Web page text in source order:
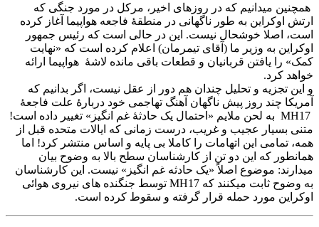
همچنین میدانیم که در روزهای اخیر، مرکل در مورد جنگی که
ارتش اوکراین به طور ناگهانی در منطقۀ فاجعه هواپیما آغاز کرده
است، اصلا خوشحال نیست. این در حالی است که رئیس جمهور
اوکراین به وزیر ما (آقای تیمرمان) اعلام کرده است که «نهایت
کمک» را یافتن قربانیان و قطعات باقی مانده لاشۀ هواپیما ارائه
خواهد کرد.
و این تجزیه و تحلیل چندان هم دور از عقل نیست، اگر بدانیم که
آمریکا چند روز پیش ناگهان آهنگ تهاجمی خود دربارۀ علت فاجعۀ
MH17 به لحن ملایم «احتمال یک حادثۀ غم انگیز» تغییر داده است!
متنی بسیار عجیب و غریب، درست زمانی که ایالات متحده قبل از
همه، تمامی این اتهامات را کاملا بی پایه و اساس منتشر کرد! اما
همانطور که این دو تن از کارشناسان سطح بالا به وضوح بیان
میدارند: موضوع اصلاً «یک حادثه غم انگیز» نیست. این کارشناسان
به وضوح ثابت میکنند که MH17 توسط جنگنده های نیروی هوائی
اوکراین مورد حمله قرار گرفته و سقوط کرده است.